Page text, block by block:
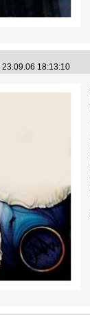
23.09.06 18:13:10